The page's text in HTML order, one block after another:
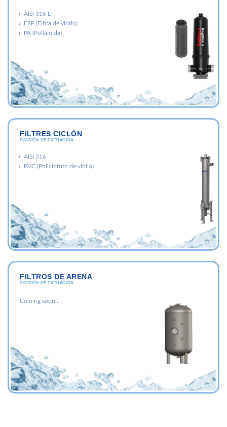
AISI 316 L
FRP (Fibra de vidrio)
PA (Poliamida)
FILTRES CICLÒN
DIVISIÓN DE FILTRACIÓN
AISI 316
PVC (Policloruro de vinilo)
FILTROS DE ARENA
DIVISIÓN DE FILTRACIÓN
Coming soon...